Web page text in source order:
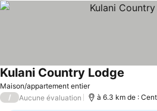
Maison/appartement entier
Kulani Country Lodge
/ Aucune évaluation à 6.3 km de :